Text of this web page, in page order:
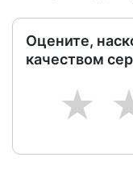
Оцените,
качеством
2
1